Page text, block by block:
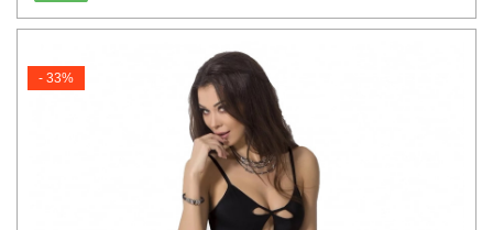
- 33%